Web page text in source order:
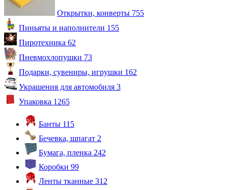
Открытки, конверты 755
Пиньяты и наполнители 155
Пиротехника 62
Пневмохлопушки 73
Подарки, сувениры, игрушки 162
Украшения для автомобиля 3
Упаковка 1265
Банты 115
Бечевка, шпагат 2
Бумага, пленка 242
Коробки 99
Ленты тканные 312